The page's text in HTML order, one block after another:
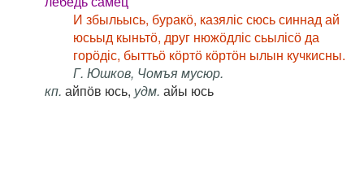
И збыльысь, буракӧ, казяліс сюсь синнад ай
юсьыд кыньтӧ, друг нюжӧдліс сьылісӧ да
горӧдіс, быттьӧ кӧртӧ кӧртӧн ылын кучкисны.
Г. Юшков, Чомъя мусюр.
кп. айпӧв юсь, удм. айы юсь